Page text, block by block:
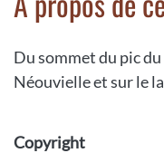
Du sommet du pic
Néouvielle et sur le
Copyright